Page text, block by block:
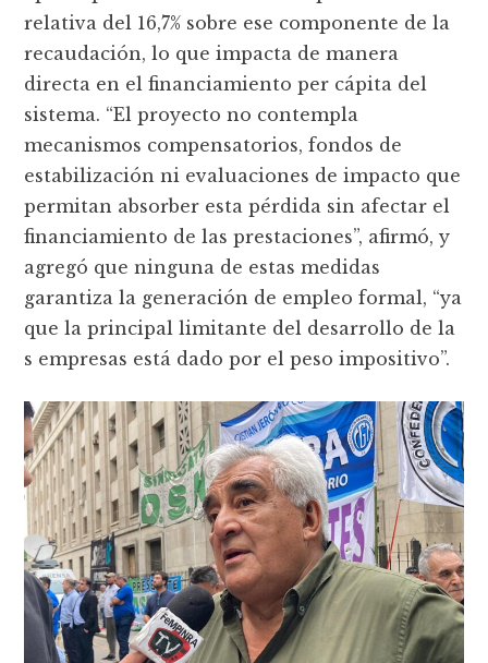
relativa del 16,7% sobre ese componente de la
recaudación, lo que impacta de manera
directa en el financiamiento per cápita del
sistema. “El proyecto no contempla
mecanismos compensatorios, fondos de
estabilización ni evaluaciones de impacto que
permitan absorber esta pérdida sin afectar el
financiamiento de las prestaciones”, afirmó, y
agregó que ninguna de estas medidas
garantiza la generación de empleo formal, “ya
que la principal limitante del desarrollo de la
s empresas está dado por el peso impositivo”.